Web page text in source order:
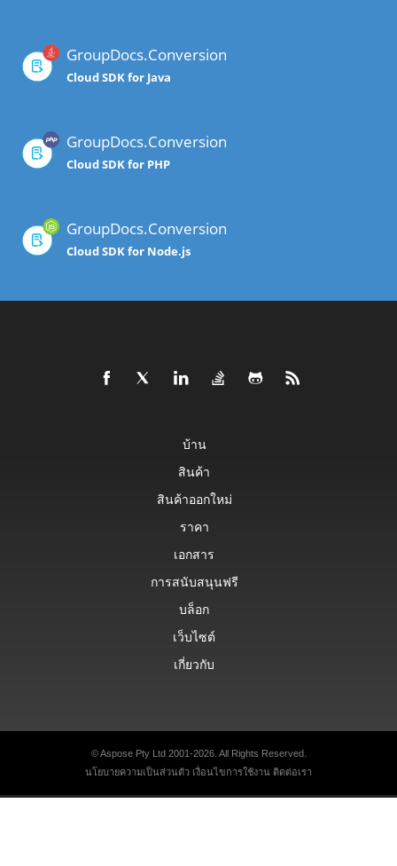
GroupDocs.Conversion
Cloud SDK for Java
GroupDocs.Conversion
Cloud SDK for PHP
GroupDocs.Conversion
Cloud SDK for Node.js
บ้าน
สินค้า
สินค้าออกใหม่
ราคา
เอกสาร
การสนับสนุนฟรี
บล็อก
เว็บไซต์
เกี่ยวกับ
© Aspose Pty Ltd 2001-2026. All Rights Reserved.
นโยบายความเป็นส่วนตัว เงื่อนไขการใช้งาน ติดต่อเรา